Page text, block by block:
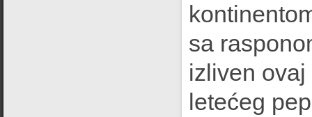
sa
izliven
letećeg